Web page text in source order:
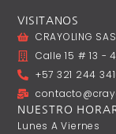
VISITANOS
CRAYOLING
Calle 15 # 13 -
+57 321 244
NUESTRO
Lunes A ‎Viernes